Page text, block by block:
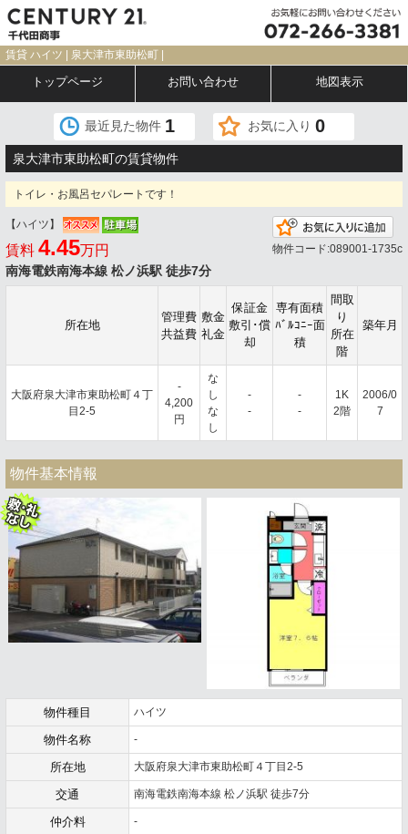
賃貸 ハイツ | 泉大津市東助松町 |
トップページ お問い合わせ 地図表示
最近見た物件 1 お気に入り 0
泉大津市東助松町の賃貸物件
トイレ・お風呂セパレートです！
【ハイツ】
賃料 4.45万円
南海電鉄南海本線 松ノ浜駅 徒歩7分
物件コード:089001-1735c
所在地
管理費
共益費
敷金
礼金
保証金
敷引･償
却
専有面積
ﾊﾞﾙｺﾆｰ面
積
間取
り
所在
階
築年月
大阪府泉大津市東助松町４丁
目2-5
-
4,200
円
な
し
な
し
-
-
-
-
1K
2階
2006/0
7
物件基本情報
物件種目 ハイツ
物件名称 -
所在地 大阪府泉大津市東助松町４丁目2-5
交通 南海電鉄南海本線 松ノ浜駅 徒歩7分
仲介料 -